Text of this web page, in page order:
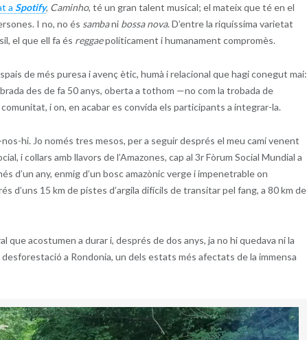
a Spotify, Caminho, té un gran talent musical; el mateix que té en el
I no, no és sambani bossa nova. D’entre la riquíssima varietat
el que ell fa és reggaepolíticament i humanament compromès.
de més puresa i avenç ètic, humà i relacional que hagi conegut mai:
des de fa 50 anys, oberta a tothom —no com la trobada de
i on, en acabar es convida els participants a integrar-la.
hi. Jo només tres mesos, per a seguir després el meu camí venent
i collars amb llavors de l’Amazones, cap al 3r Fòrum Social Mundial a
d’un any, enmig d’un bosc amazònic verge i impenetrable on
d’uns 15 km de pistes d’argila difícils de transitar pel fang, a 80 km de
acostumen a durar i, després de dos anys, ja no hi quedava ni la
a Rondonia, un dels estats més afectats de la immensa